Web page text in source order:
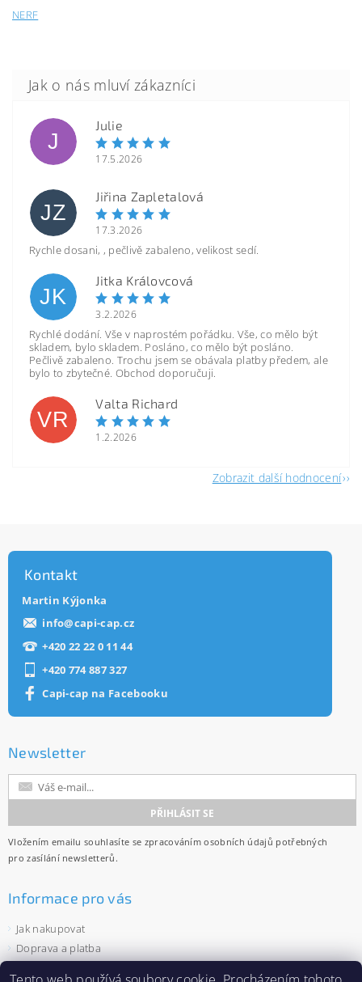
NERF
J
Julie
17.5.2026
JZ
Jiřina Zapletalová
17.3.2026
Rychle dosani, , pečlivě zabaleno, velikost sedí.
JK
Jitka Královcová
3.2.2026
Rychlé dodání. Vše v naprostém pořádku. Vše, co mělo být
skladem, bylo skladem. Posláno, co mělo být posláno.
Pečlivě zabaleno. Trochu jsem se obávala platby předem, ale
bylo to zbytečné. Obchod doporučuji.
VR
Valta Richard
1.2.2026
Zobrazit další hodnocení
Kontakt
Martin Kýjonka
info@capi-cap.cz
+420 22 22 0 11 44
+420 774 887 327
Capi-cap na Facebooku
Newsletter
Vložením emailu souhlasíte se zpracováním osobních údajů potřebných
pro zasílání newsletterů.
Informace pro vás
Jak nakupovat
Doprava a platba